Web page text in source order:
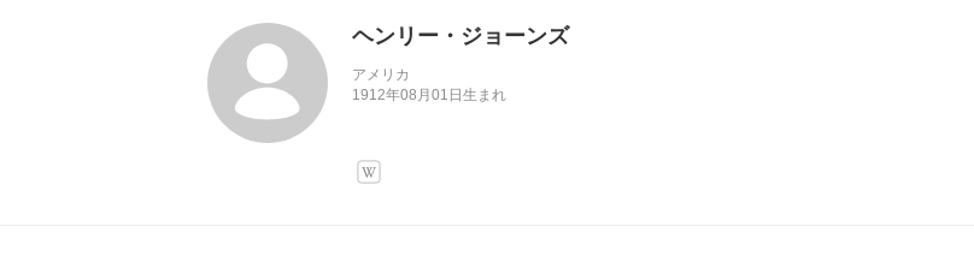
ヘンリー・ジョーンズ
アメリカ
1912年08月01日生まれ